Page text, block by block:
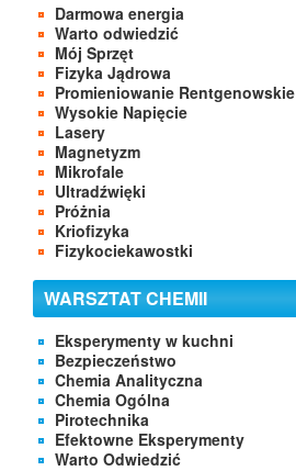
Darmowa energia
Warto odwiedzić
Mój Sprzęt
Fizyka Jądrowa
Promieniowanie Rentgenowskie
Wysokie Napięcie
Lasery
Magnetyzm
Mikrofale
Ultradźwięki
Próżnia
Kriofizyka
Fizykociekawostki
WARSZTAT CHEMII
Eksperymenty w kuchni
Bezpieczeństwo
Chemia Analityczna
Chemia Ogólna
Pirotechnika
Efektowne Eksperymenty
Warto Odwiedzić